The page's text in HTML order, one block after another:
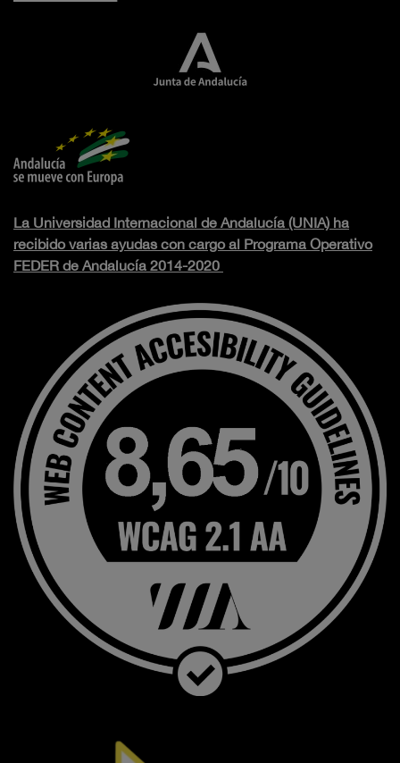
La Universidad Internacional de Andalucía (UNIA) ha
recibido varias ayudas con cargo al Programa Operativo
FEDER de Andalucía 2014-2020